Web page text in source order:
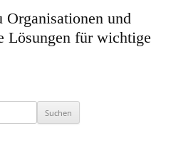
und
Lösungen für wichtige